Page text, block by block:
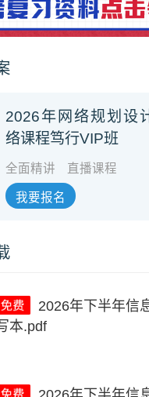
2026年网络规划设
络课程笃行VIP班
全面精讲 直播课程
我要报名
本.pdf